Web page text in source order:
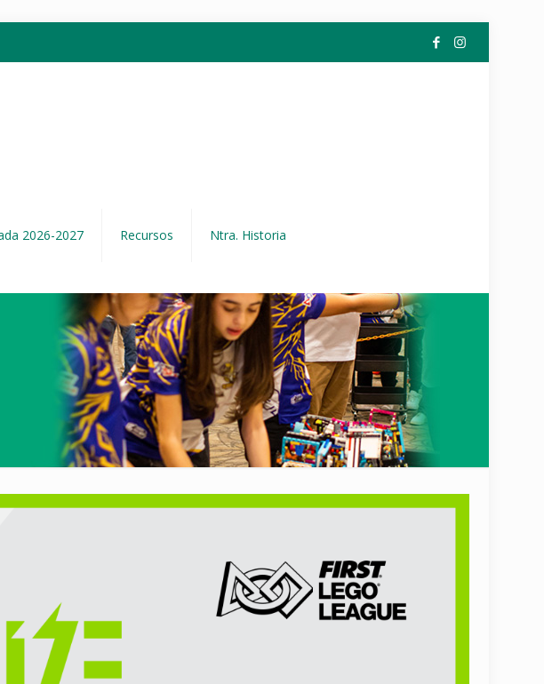
2026-2027 Recursos Ntra. Historia